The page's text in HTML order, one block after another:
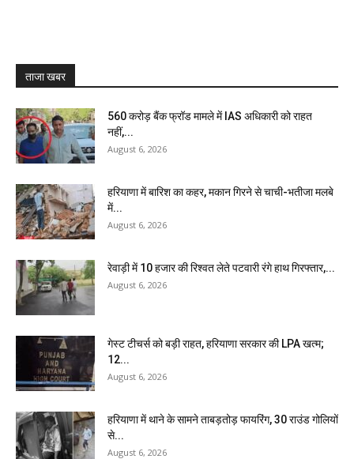
ताजा खबर
₹560 करोड़ बैंक फ्रॉड मामले में IAS अधिकारी को राहत
नहीं,...
August 6, 2026
हरियाणा में बारिश का कहर, मकान गिरने से चाची-भतीजा मलबे
में...
August 6, 2026
रेवाड़ी में 10 हजार की रिश्वत लेते पटवारी रंगे हाथ गिरफ्तार,...
August 6, 2026
गेस्ट टीचर्स को बड़ी राहत, हरियाणा सरकार की LPA खत्म;
12...
August 6, 2026
हरियाणा में थाने के सामने ताबड़तोड़ फायरिंग, 30 राउंड गोलियों
से...
August 6, 2026